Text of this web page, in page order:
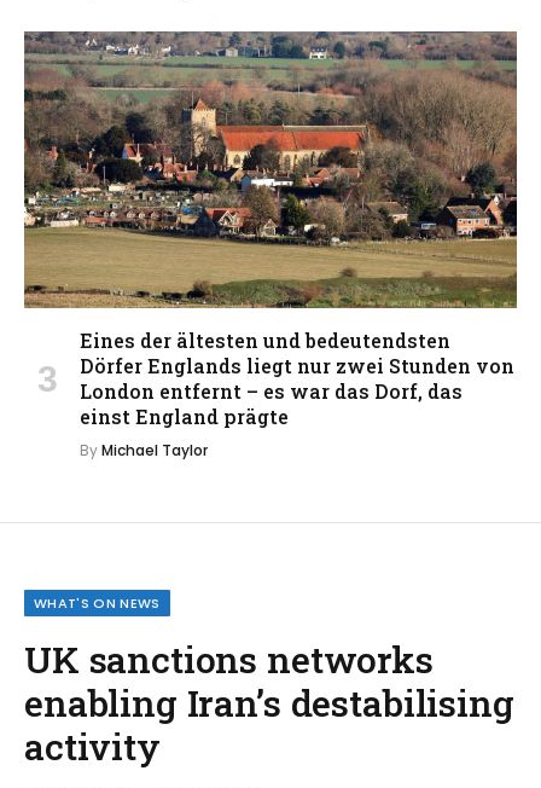
Eines der ältesten und bedeutendsten
Dörfer Englands liegt nur zwei Stunden von
London entfernt – es war das Dorf, das
einst England prägte
ByMichael Taylor
WHAT'S ON NEWS
UK sanctions networks
enabling Iran’s destabilising
activity